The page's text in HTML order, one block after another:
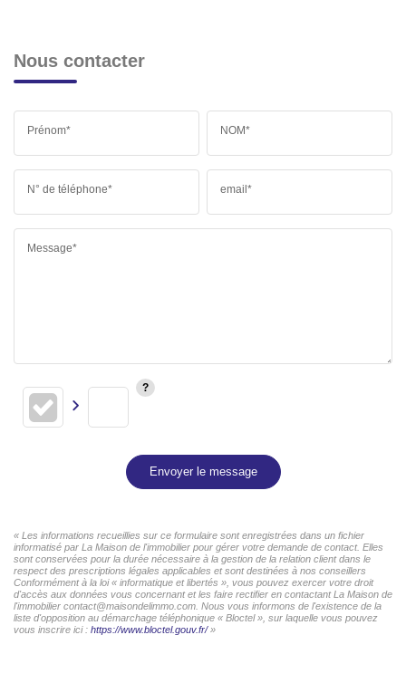
Nous contacter
Prénom* NOM*
N° de téléphone* email*
Message*
Envoyer le message
« Les informations recueillies sur ce formulaire sont enregistrées dans un fichier
informatisé par La Maison de l'immobilier pour gérer votre demande de contact. Elles
sont conservées pour la durée nécessaire à la gestion de la relation client dans le
respect des prescriptions légales applicables et sont destinées à nos conseillers
Conformément à la loi « informatique et libertés », vous pouvez exercer votre droit
d'accès aux données vous concernant et les faire rectifier en contactant La Maison de
l'immobilier contact@maisondelimmo.com. Nous vous informons de l'existence de la
liste d'opposition au démarchage téléphonique « Bloctel », sur laquelle vous pouvez
vous inscrire ici : https://www.bloctel.gouv.fr/»